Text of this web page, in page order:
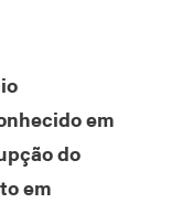
em
do
em